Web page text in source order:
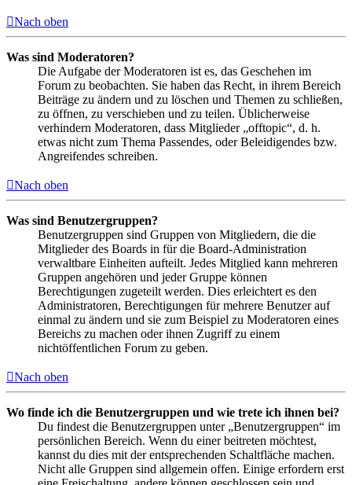
Nach oben
Was sind Moderatoren?
Die Aufgabe der Moderatoren ist es, das Geschehen im
Forum zu beobachten. Sie haben das Recht, in ihrem Bereich
Beiträge zu ändern und zu löschen und Themen zu schließen,
zu öffnen, zu verschieben und zu teilen. Üblicherweise
verhindern Moderatoren, dass Mitglieder „offtopic“, d. h.
etwas nicht zum Thema Passendes, oder Beleidigendes bzw.
Angreifendes schreiben.
Nach oben
Was sind Benutzergruppen?
Benutzergruppen sind Gruppen von Mitgliedern, die die
Mitglieder des Boards in für die Board-Administration
verwaltbare Einheiten aufteilt. Jedes Mitglied kann mehreren
Gruppen angehören und jeder Gruppe können
Berechtigungen zugeteilt werden. Dies erleichtert es den
Administratoren, Berechtigungen für mehrere Benutzer auf
einmal zu ändern und sie zum Beispiel zu Moderatoren eines
Bereichs zu machen oder ihnen Zugriff zu einem
nichtöffentlichen Forum zu geben.
Nach oben
Wo finde ich die Benutzergruppen und wie trete ich ihnen bei?
Du findest die Benutzergruppen unter „Benutzergruppen“ im
persönlichen Bereich. Wenn du einer beitreten möchtest,
kannst du dies mit der entsprechenden Schaltfläche machen.
Nicht alle Gruppen sind allgemein offen. Einige erfordern erst